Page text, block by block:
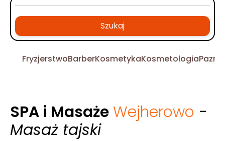
Szukaj
FryzjerstwoBarberKosmetykaKosmetologia
SPA i Masaże Wejherowo -
Masaż tajski